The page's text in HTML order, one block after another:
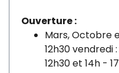
Ouverture :
Mars, Octobre
12h30 vendredi
12h30 et 14h -